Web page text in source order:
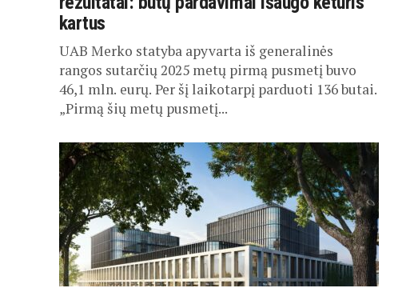
kartus
UAB Merko statyba apyvarta iš generalinės
rangos sutarčių 2025 metų pirmą pusmetį buvo
46,1 mln. eurų. Per šį laikotarpį parduoti 136 butai.
„Pirmą šių metų pusmetį...